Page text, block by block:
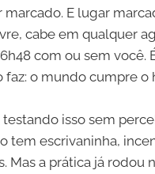
marcado. E lugar
cabe em qualquer
com ou sem você.
faz: o mundo cumpre o
testando isso sem
tem escrivaninha,
Mas a prática já rodou